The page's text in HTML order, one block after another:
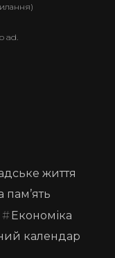
ad.
життя
пам’ять
Економіка
календар